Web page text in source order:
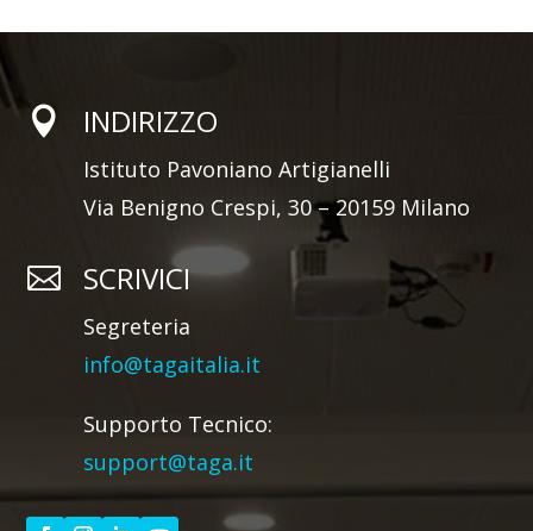
 INDIRIZZO
Istituto Pavoniano Artigianelli
Via Benigno Crespi, 30 – 20159 Milano
 SCRIVICI
Segreteria
info@tagaitalia.it
Supporto Tecnico:
support@taga.it